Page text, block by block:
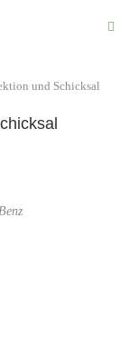
und Schicksal